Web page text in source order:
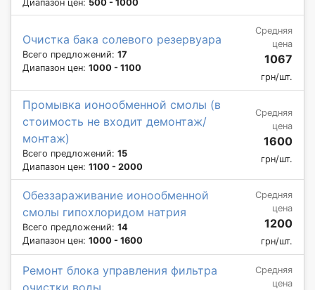
Диапазон цен: 500 - 1000
Очистка бака солевого резервуара
Всего предложений: 17
Диапазон цен: 1000 - 1100
Средняя
цена
1067
грн/шт.
Промывка ионообменной смолы (в
стоимость не входит демонтаж/
монтаж)
Всего предложений: 15
Диапазон цен: 1100 - 2000
Средняя
цена
1600
грн/шт.
Обеззараживание ионообменной
смолы гипохлоридом натрия
Всего предложений: 14
Диапазон цен: 1000 - 1600
Средняя
цена
1200
грн/шт.
Ремонт блока управления фильтра
очистки воды
Средняя
цена